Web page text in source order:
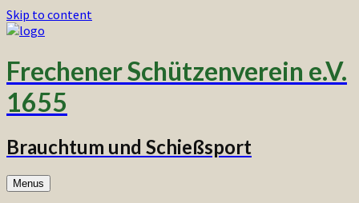
Skip to content
Frechener Schützenverein e.V.
1655
Brauchtum und Schießsport
Menus